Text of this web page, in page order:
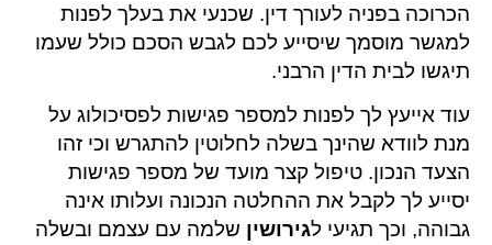
הכרוכה בפניה לעורך דין. שכנעי את בעלך לפנות
למגשר מוסמך שיסייע לכם לגבש הסכם כולל שעמו
תיגשו לבית הדין הרבני.
עוד אייעץ לך לפנות למספר פגישות לפסיכולוג על
מנת לוודא שהינך בשלה לחלוטין להתגרש וכי זהו
הצעד הנכון. טיפול קצר מועד של מספר פגישות
יסייע לך לקבל את ההחלטה הנכונה ועלותו אינה
גבוהה, וכך תגיעי לגירושין שלמה עם עצמם ובשלה